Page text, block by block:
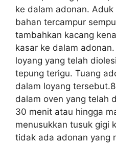
ke dalam adonan.
bahan tercampur
tambahkan kacang
kasar ke dalam
loyang yang telah
tepung terigu. Tuang
dalam loyang
dalam oven yang telah
30 menit atau hingga
menusukkan tusuk gigi
tidak ada adonan yang